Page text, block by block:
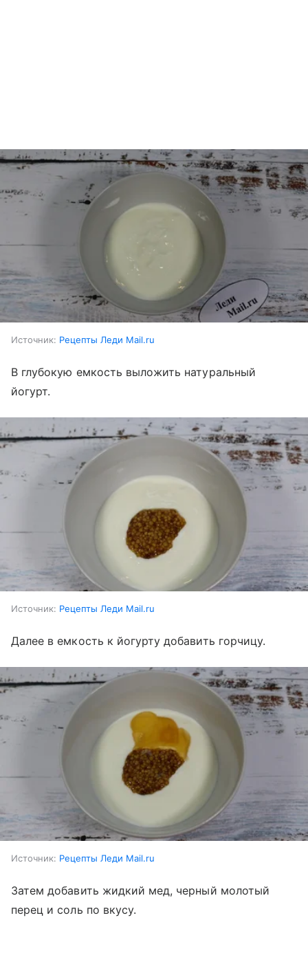
Источник: Рецепты Леди Mail.ru
В глубокую емкость выложить натуральный
йогурт.
Источник: Рецепты Леди Mail.ru
Далее в емкость к йогурту добавить горчицу.
Источник: Рецепты Леди Mail.ru
Затем добавить жидкий мед, черный молотый
перец и соль по вкусу.